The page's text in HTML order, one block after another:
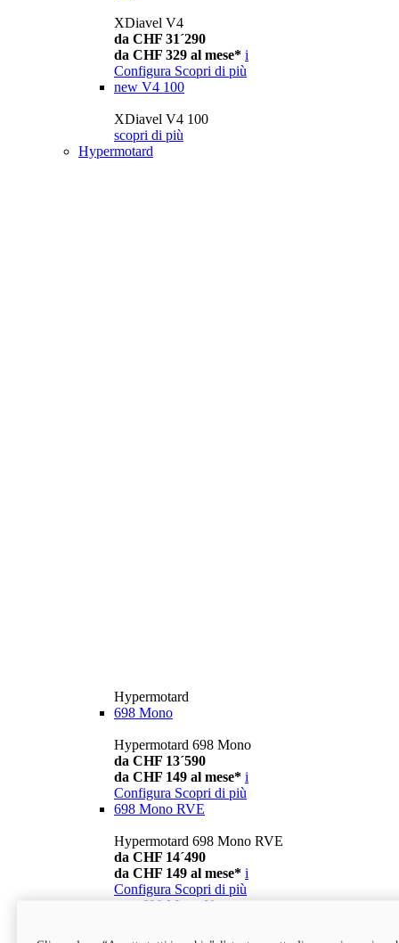
XDiavel V4
da CHF 31´290
da CHF 329 al mese* i
Configura Scopri di più
new V4 100
XDiavel V4 100
scopri di più
Hypermotard
Hypermotard
698 Mono
Hypermotard 698 Mono
da CHF 13´590
da CHF 149 al mese* i
Configura Scopri di più
698 Mono RVE
Hypermotard 698 Mono RVE
da CHF 14´490
da CHF 149 al mese* i
Configura Scopri di più
698 Mono Nera
Hypermotard 698 Mono Nera